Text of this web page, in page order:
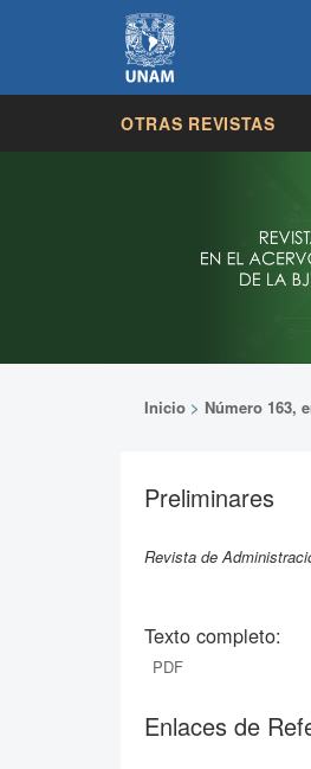
OTRAS REVISTAS
Inicio > Número 163,
Preliminares
Revista de
Texto completo:
PDF
Enlaces de